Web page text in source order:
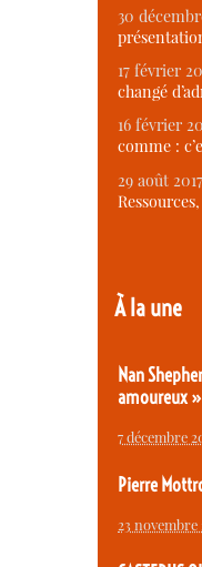
30
17 février
changé
16 février
comme :
29 août
À la une
Nan
amoureux »
7 décembre
Pierre
23 novembre